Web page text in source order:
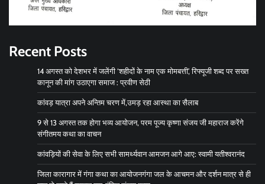
Recent Posts
14 अगस्त को देशभर में जलेंगी ‘शहीदों के नाम एक मोमबत्ती’, रिफ्यूजी शब्द पर सख्त
कानून की मांग उठाएगा समाज : प्रवीण सेठी
कांवड़ यात्रा अपने अन्तिम चरण में,उमड़ रहा आस्था का सैलाब
9 से 13 अगस्त तक होगा भव्य आयोजन, परम पूज्य कृष्णा संजय जी महाराज करेंगे
संगीतमय कथा का वाचन
कांवड़ियों की सेवा के लिए सभी सामर्थ्यवान आमजन आगे आए: स्वामी यतीश्वरानंद
जिला कारागार में गंगा कथा का आयोजनगंगा जल के आचमन और दर्शन मात्र से ही